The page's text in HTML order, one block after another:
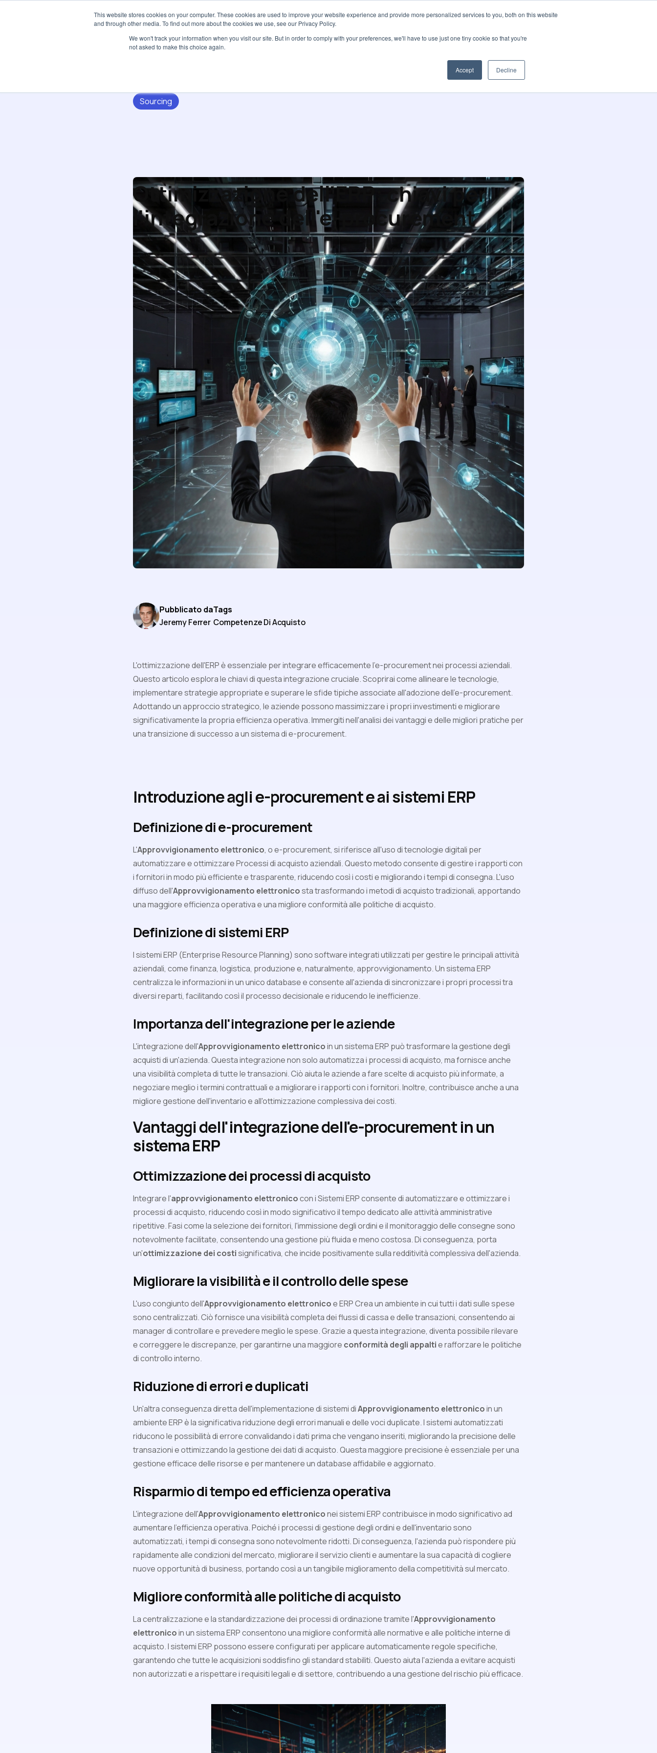
This website stores cookies on your computer. These cookies are used to improve your website experience and provide more personalized services to you, both on this website
and through other media. To find out more about the cookies we use, see our Privacy Policy.
We won't track your information when you visit our site. But in order to comply with your preferences, we'll have to use just one tiny cookie so that you're
not asked to make this choice again.
Accept Decline
Servizi Tariffe Risorse Chi siamo Blog 🌍 Lingue
Sourcing
Ottimizzazione dell'ERP: chiavi per
l'integrazione dell'e-procurement
Pubblicato da
Jeremy Ferrer
Tags
Competenze Di Acquisto
L'ottimizzazione dell'ERP è essenziale per integrare efficacemente l'e-procurement nei processi aziendali.
Questo articolo esplora le chiavi di questa integrazione cruciale. Scoprirai come allineare le tecnologie,
implementare strategie appropriate e superare le sfide tipiche associate all'adozione dell'e-procurement.
Adottando un approccio strategico, le aziende possono massimizzare i propri investimenti e migliorare
significativamente la propria efficienza operativa. Immergiti nell'analisi dei vantaggi e delle migliori pratiche per
una transizione di successo a un sistema di e-procurement.
Introduzione agli e-procurement e ai sistemi ERP
Definizione di e-procurement
L'Approvvigionamento elettronico, o e-procurement, si riferisce all'uso di tecnologie digitali per
automatizzare e ottimizzare Processi di acquisto aziendali. Questo metodo consente di gestire i rapporti con
i fornitori in modo più efficiente e trasparente, riducendo così i costi e migliorando i tempi di consegna. L'uso
diffuso dell'Approvvigionamento elettronicosta trasformando i metodi di acquisto tradizionali, apportando
una maggiore efficienza operativa e una migliore conformità alle politiche di acquisto.
Definizione di sistemi ERP
I sistemi ERP (Enterprise Resource Planning) sono software integrati utilizzati per gestire le principali attività
aziendali, come finanza, logistica, produzione e, naturalmente, approvvigionamento. Un sistema ERP
centralizza le informazioni in un unico database e consente all'azienda di sincronizzare i propri processi tra
diversi reparti, facilitando così il processo decisionale e riducendo le inefficienze.
Importanza dell'integrazione per le aziende
L'integrazione dell'Approvvigionamento elettronicoin un sistema ERP può trasformare la gestione degli
acquisti di un'azienda. Questa integrazione non solo automatizza i processi di acquisto, ma fornisce anche
una visibilità completa di tutte le transazioni. Ciò aiuta le aziende a fare scelte di acquisto più informate, a
negoziare meglio i termini contrattuali e a migliorare i rapporti con i fornitori. Inoltre, contribuisce anche a una
migliore gestione dell'inventario e all'ottimizzazione complessiva dei costi.
Vantaggi dell'integrazione dell'e-procurement in un
sistema ERP
Ottimizzazione dei processi di acquisto
Integrare l'approvvigionamento elettronicocon i Sistemi ERP consente di automatizzare e ottimizzare i
processi di acquisto, riducendo così in modo significativo il tempo dedicato alle attività amministrative
ripetitive. Fasi come la selezione dei fornitori, l'immissione degli ordini e il monitoraggio delle consegne sono
notevolmente facilitate, consentendo una gestione più fluida e meno costosa. Di conseguenza, porta
un'ottimizzazione dei costisignificativa, che incide positivamente sulla redditività complessiva dell'azienda.
Migliorare la visibilità e il controllo delle spese
L'uso congiunto dell'Approvvigionamento elettronicoe ERP Crea un ambiente in cui tutti i dati sulle spese
sono centralizzati. Ciò fornisce una visibilità completa dei flussi di cassa e delle transazioni, consentendo ai
manager di controllare e prevedere meglio le spese. Grazie a questa integrazione, diventa possibile rilevare
e correggere le discrepanze, per garantirne una maggiore conformità degli appaltie rafforzare le politiche
di controllo interno.
Riduzione di errori e duplicati
Un'altra conseguenza diretta dell'implementazione di sistemi diApprovvigionamento elettronicoin un
ambiente ERP è la significativa riduzione degli errori manuali e delle voci duplicate. I sistemi automatizzati
riducono le possibilità di errore convalidando i dati prima che vengano inseriti, migliorando la precisione delle
transazioni e ottimizzando la gestione dei dati di acquisto. Questa maggiore precisione è essenziale per una
gestione efficace delle risorse e per mantenere un database affidabile e aggiornato.
Risparmio di tempo ed efficienza operativa
L'integrazione dell'Approvvigionamento elettroniconei sistemi ERP contribuisce in modo significativo ad
aumentare l'efficienza operativa. Poiché i processi di gestione degli ordini e dell'inventario sono
automatizzati, i tempi di consegna sono notevolmente ridotti. Di conseguenza, l'azienda può rispondere più
rapidamente alle condizioni del mercato, migliorare il servizio clienti e aumentare la sua capacità di cogliere
nuove opportunità di business, portando così a un tangibile miglioramento della competitività sul mercato.
Migliore conformità alle politiche di acquisto
La centralizzazione e la standardizzazione dei processi di ordinazione tramite l'Approvvigionamento
elettronicoin un sistema ERP consentono una migliore conformità alle normative e alle politiche interne di
acquisto. I sistemi ERP possono essere configurati per applicare automaticamente regole specifiche,
garantendo che tutte le acquisizioni soddisfino gli standard stabiliti. Questo aiuta l'azienda a evitare acquisti
non autorizzati e a rispettare i requisiti legali e di settore, contribuendo a una gestione del rischio più efficace.